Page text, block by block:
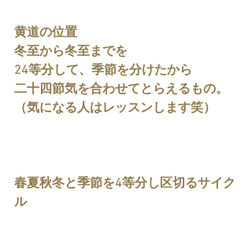
黄道の位置
冬至から冬至までを
24等分して、季節を分けたから
二十四節気を合わせてとらえるもの。
（気になる人はレッスンします笑）
春夏秋冬と季節を4等分し区切るサイク
ル